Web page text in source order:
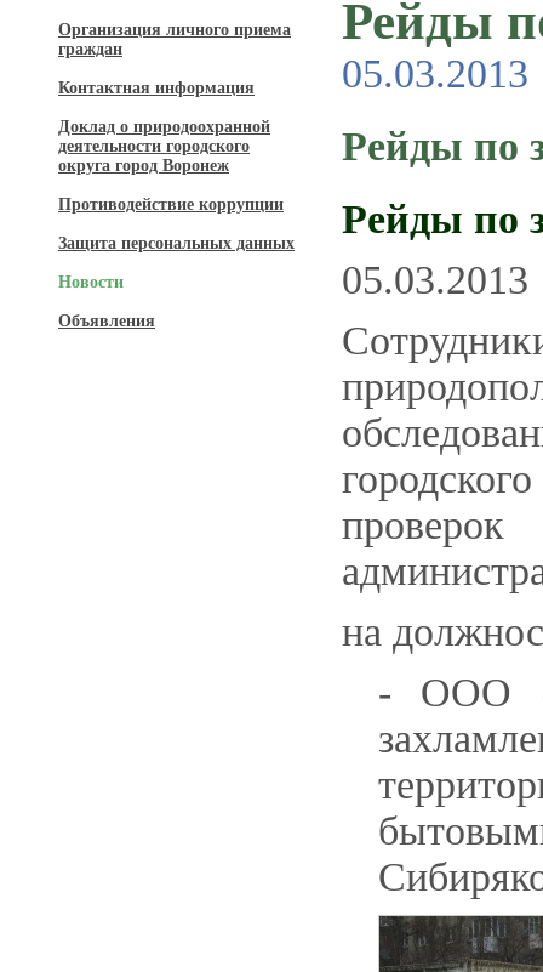
Организация личного приема
граждан
Контактная информация
Доклад о природоохранной
деятельности городского
округа город Воронеж
Противодействие коррупции
Защита персональных данных
Новости
Объявления
Рейды
05.03.2013
Рейды по
Рейды по
05.03.2013
на
- ООО